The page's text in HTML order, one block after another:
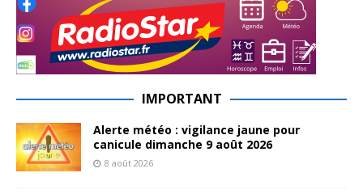
IMPORTANT
Alerte météo : vigilance jaune pour
canicule dimanche 9 août 2026
8 août 2026